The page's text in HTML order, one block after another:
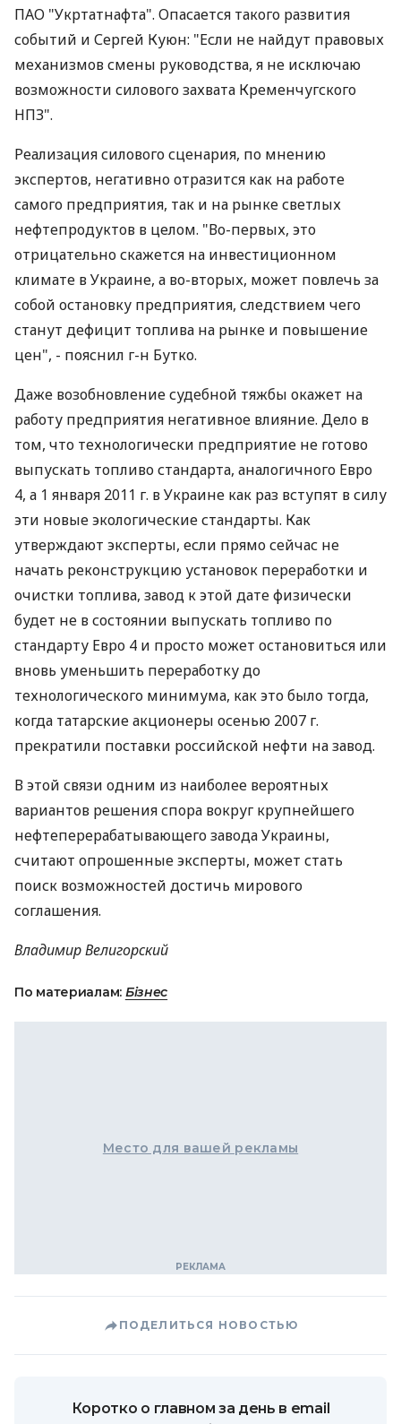
ПАО "Укртатнафта". Опасается такого развития
событий и Сергей Куюн: "Если не найдут правовых
механизмов смены руководства, я не исключаю
возможности силового захвата Кременчугского
НПЗ".
Реализация силового сценария, по мнению
экспертов, негативно отразится как на работе
самого предприятия, так и на рынке светлых
нефтепродуктов в целом. "Во-первых, это
отрицательно скажется на инвестиционном
климате в Украине, а во-вторых, может повлечь за
собой остановку предприятия, следствием чего
станут дефицит топлива на рынке и повышение
цен", - пояснил г-н Бутко.
Даже возобновление судебной тяжбы окажет на
работу предприятия негативное влияние. Дело в
том, что технологически предприятие не готово
выпускать топливо стандарта, аналогичного Евро
4, а 1 января 2011 г. в Украине как раз вступят в силу
эти новые экологические стандарты. Как
утверждают эксперты, если прямо сейчас не
начать реконструкцию установок переработки и
очистки топлива, завод к этой дате физически
будет не в состоянии выпускать топливо по
стандарту Евро 4 и просто может остановиться или
вновь уменьшить переработку до
технологического минимума, как это было тогда,
когда татарские акционеры осенью 2007 г.
прекратили поставки российской нефти на завод.
В этой связи одним из наиболее вероятных
вариантов решения спора вокруг крупнейшего
нефтеперерабатывающего завода Украины,
считают опрошенные эксперты, может стать
поиск возможностей достичь мирового
соглашения.
Владимир Велигорский
По материалам: Бізнес
Место для вашей рекламы
ПОДЕЛИТЬСЯ НОВОСТЬЮ
Коротко о главном за день в email